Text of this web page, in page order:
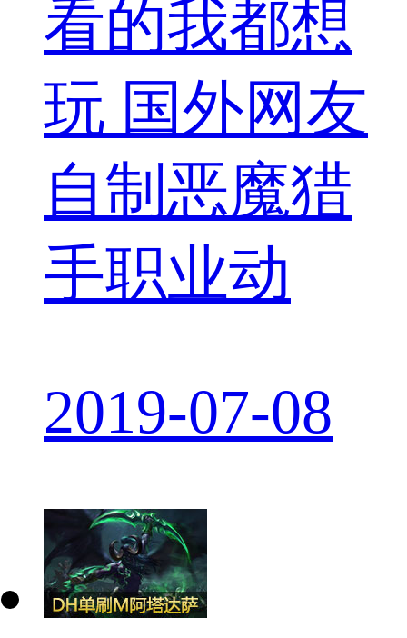
看的我都想
玩 国外网友
自制恶魔猎
手职业动
2019-07-08